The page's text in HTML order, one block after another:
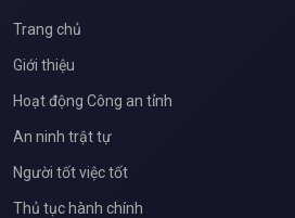
Trang chủ
Giới thiệu
Hoạt động Công an tỉnh
An ninh trật tự
Người tốt việc tốt
Thủ tục hành chính